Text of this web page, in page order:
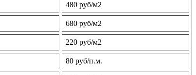
480 руб/м2
680 руб/м2
220 руб/м2
80 руб/п.м.